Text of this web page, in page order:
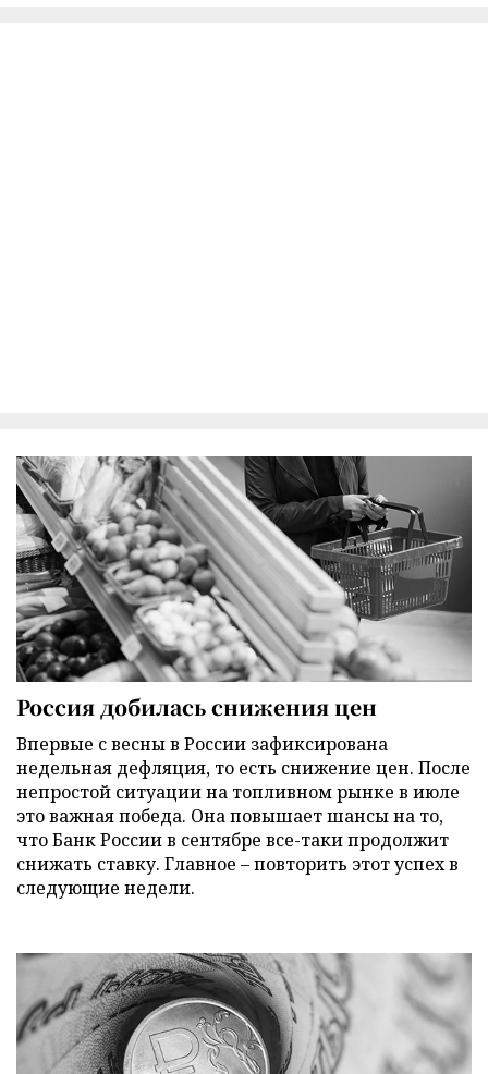
Россия добилась снижения цен
Впервые с весны в России зафиксирована
недельная дефляция, то есть снижение цен. После
непростой ситуации на топливном рынке в июле
это важная победа. Она повышает шансы на то,
что Банк России в сентябре все-таки продолжит
снижать ставку. Главное – повторить этот успех в
следующие недели.